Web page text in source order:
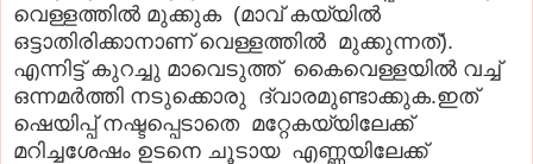
വെള്ളത്തിൽ മുക്കുക (മാവ് കയ്യിൽ
ഒട്ടാതിരിക്കാനാണ് വെള്ളത്തിൽ മുക്കുന്നത്).
എന്നിട്ട് കുറച്ചു മാവെടുത്ത് കൈവെള്ളയിൽ വച്ച്
ഒന്നമർത്തി നടുക്കൊരു ദ്വാരമുണ്ടാക്കുക.ഇത്
ഷെയിപ്പ് നഷ്ടപ്പെടാതെ മറ്റേകയ്യിലേക്ക്
മറിച്ചശേഷം ഉടനെ ചൂടായ എണ്ണയിലേക്ക്